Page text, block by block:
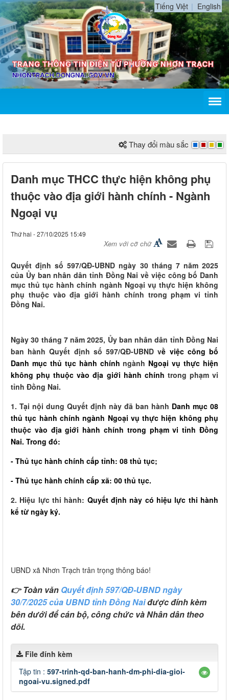
Tiếng Việt English
Thay đổi màu sắc
Danh mục THCC thực hiện không phụ
thuộc vào địa giới hành chính - Ngành
Ngoại vụ
Thứ hai - 27/10/2025 15:49
Xem với cỡ chữ
Quyết định số 597/QĐ-UBND ngày 30 tháng 7 năm 2025
của Ủy ban nhân dân tỉnh Đồng Nai về việc công bố Danh
mục thủ tục hành chính ngành Ngoại vụ thực hiện không
phụ thuộc vào địa giới hành chính trong phạm vi tỉnh
Đồng Nai.
Ngày 30 tháng 7 năm 2025, Ủy ban nhân dân tỉnh Đồng Nai
ban hành Quyết định số 597/QĐ-UBND về việc công bố
Danh mục thủ tục hành chínhngành Ngoại vụ thực hiện
không phụ thuộc vào địa giới hành chính trong phạm vi
tỉnh Đồng Nai.
1. Tại nội dung Quyết định này đã ban hành Danh mục 08
thủ tục hành chính ngành Ngoại vụ thực hiện không phụ
thuộc vào địa giới hành chính trong phạm vi tỉnh Đồng
Nai. Trong đó:
- Thủ tục hành chính cấp tỉnh: 08 thủ tục;
- Thủ tục hành chính cấp xã: 00 thủ tục.
2. Hiệu lực thi hành: Quyết định này có hiệu lực thi hành
kể từ ngày ký.
UBND xã Nhơn Trạch trân trọng thông báo!
👉 Toàn văn Quyết định 597/QĐ-UBND ngày
30/7/2025 của UBND tỉnh Đồng Naiđược đính kèm
bên dưới để cán bộ, công chức và Nhân dân theo
dõi.
File đính kèm
Tập tin : 597-trinh-qd-ban-hanh-dm-phi-dia-gioi-
ngoai-vu.signed.pdf